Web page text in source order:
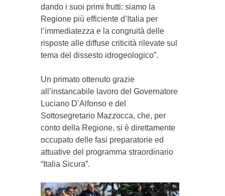
dando i suoi primi frutti: siamo la
Regione più efficiente d’Italia per
l’immediatezza e la congruità delle
risposte alle diffuse criticità rilevate sul
tema del dissesto idrogeologico”.
Un primato ottenuto grazie
all’instancabile lavoro del Governatore
Luciano D’Alfonso e del
Sottosegretario Mazzocca, che, per
conto della Regione, si è direttamente
occupato delle fasi preparatorie ed
attuative del programma straordinario
“Italia Sicura”.